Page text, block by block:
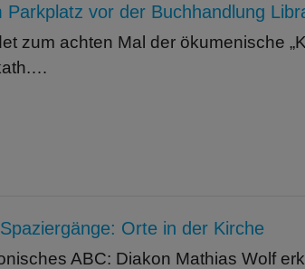
vor der Buchhandlung
zum achten Mal der ökumenische
Orte in der Kirche
ABC: Diakon Mathias Wolf